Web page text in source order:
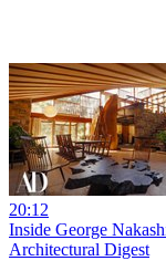
20:12
Inside George
Architectural Digest